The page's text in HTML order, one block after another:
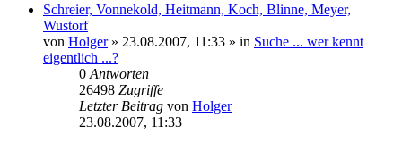
Schreier, Vonnekold, Heitmann, Koch, Blinne, Meyer,
Wustorf
von Holger» 23.08.2007, 11:33 » in Suche ... wer kennt
eigentlich ...?
0 Antworten
26498 Zugriffe
Letzter Beitrag von Holger
23.08.2007, 11:33